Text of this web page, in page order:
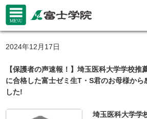
2024年12月17日
【保護者の声速報！】埼玉医科大学学校推
に合格した富士ゼミ生T・S君のお母様から
した!
埼玉医科大学学